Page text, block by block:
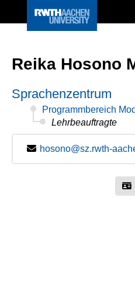
Reika Hosono
Sprachenzentrum
Programmbereich
Lehrbeauftragte
hosono@sz.rwth-